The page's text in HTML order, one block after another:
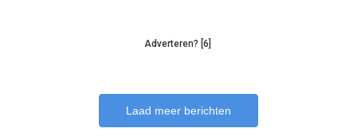
Adverteren? [6]
Laad meer berichten